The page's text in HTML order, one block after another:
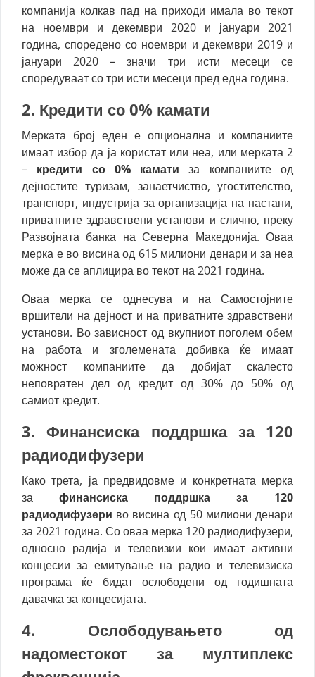
компанија колкав пад на приходи имала во текот
на ноември и декември 2020 и јануари 2021
година, споредено со ноември и декември 2019 и
јануари 2020 – значи три исти месеци се
споредуваат со три исти месеци пред една година.
2. Кредити со 0% камати
Мерката број еден е опционaлна и компаниите
имаат избор да ја користат или неа, или мерката 2
– кредити со 0% камати за компаниите од
дејностите туризам, занаетчиство, угостителство,
транспорт, индустрија за организација на настани,
приватните здравствени установи и слично, преку
Развојната банка на Северна Македонија. Оваа
мерка е во висина од 615 милиони денари и за неа
може да се аплицира во текот на 2021 година.
Оваа мерка се однесува и на Самостојните
вршители на дејност и на приватните здравствени
установи. Во зависност од вкупниот поголем обем
на работа и зголемената добивка ќе имаат
можност компаниите да добијат скалесто
неповратен дел од кредит од 30% до 50% од
самиот кредит.
3. Финансиска поддршка за 120
радиодифузери
Како трета, ја предвидовме и конкретната мерка
за финансиска поддршка за 120
радиодифузери во висина од 50 милиони денари
за 2021 година. Со оваа мерка 120 радиодифузери,
односно радија и телевизии кои имаат активни
концесии за емитување на радио и телевизиска
програма ќе бидат ослободени од годишната
давачка за концесијата.
4. Ослободувањето од
надоместокот за мултиплекс